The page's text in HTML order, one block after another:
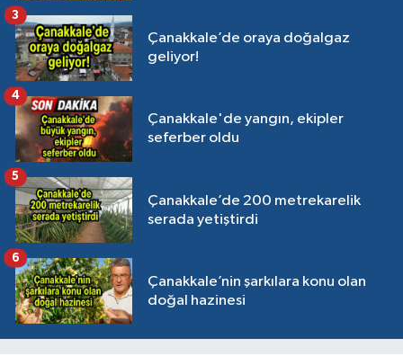
Çanakkale’de oraya doğalgaz
geliyor!
3
Çanakkale'de yangın, ekipler
seferber oldu
4
Çanakkale’de 200 metrekarelik
serada yetiştirdi
5
Çanakkale’nin şarkılara konu olan
doğal hazinesi
6